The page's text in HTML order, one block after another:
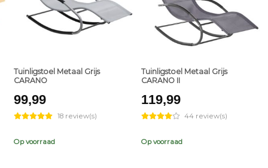
Tuinligstoel Metaal Grijs
CARANO
99,99
18 review(s)
Op voorraad
Tuinligstoel Metaal Grijs
CARANO II
119,99
44 review(s)
Op voorraad